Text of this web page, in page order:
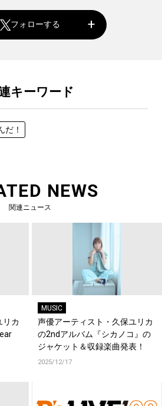
フォローする
キーワード
だ！
NEWS
関連ニュース
リカ
MUSIC
声優アーティスト・久保ユリカ
の2ndアルバム『シカノコ』の
ジャケット＆収録楽曲発表！
2025/12/17